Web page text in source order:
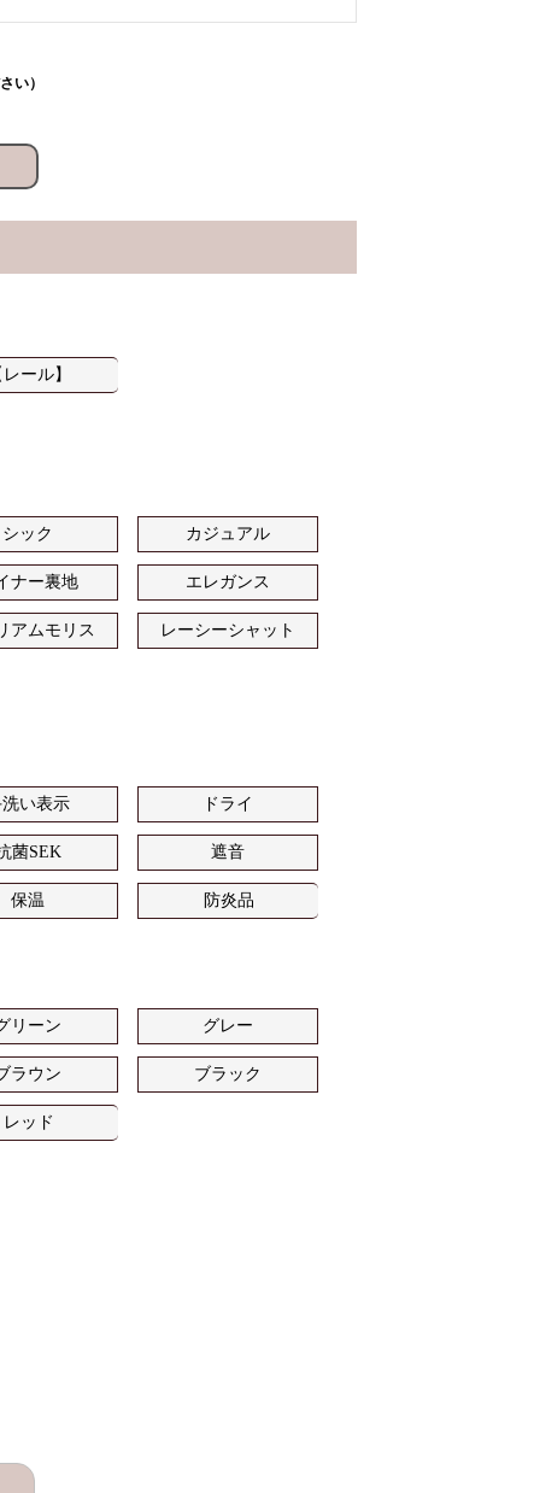
い）
ール】
シック カジュアル
ナー裏地 エレガンス
アムモリス レーシーシャット
い表示 ドライ
菌SEK 遮音
保温 防炎品
リーン グレー
ラウン ブラック
レッド